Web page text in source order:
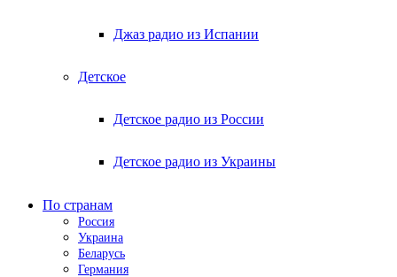
Джаз радио из Испании
Детское
Детское радио из России
Детское радио из Украины
По странам
Россия
Украина
Беларусь
Германия